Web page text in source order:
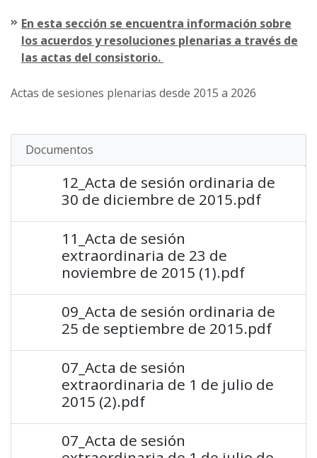
En esta sección se encuentra información sobre
los acuerdos y resoluciones plenarias a través de
las actas del consistorio.
Actas de sesiones plenarias desde 2015 a 2026
Documentos
12_Acta de sesión ordinaria de
30 de diciembre de 2015.pdf
11_Acta de sesión
extraordinaria de 23 de
noviembre de 2015 (1).pdf
09_Acta de sesión ordinaria de
25 de septiembre de 2015.pdf
07_Acta de sesión
extraordinaria de 1 de julio de
2015 (2).pdf
07_Acta de sesión